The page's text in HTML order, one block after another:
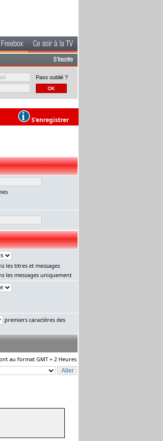
Ce soir à la TV
S'inscrire
Pass oublié ?
S'enregistrer
les titres et messages
les messages uniquement
premiers caractères des
au format GMT + 2 Heures